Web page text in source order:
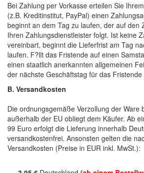
Bei Zahlung per Vorkasse erteilen Sie
(z.B. Kreditinstitut, PayPal) einen
beginnt an dem Tag zu laufen, der auf den
Ihren Zahlungsdienstleister folgt. Ist keine
vereinbart, beginnt die Lieferfrist am Tag
laufen. F?llt das Fristende auf einen
einen staatlich anerkannten allgemeinen
der nächste Geschäftstag für das
B. Versandkosten
Die ordnungsgemäße Verzollung der Ware
außerhalb der EU obliegt dem Käufer. Ab
99 Euro erfolgt die Lieferung innerhalb
versandkostenfrei. Ansonsten gelten die
Versandkosten (Preise in EUR inkl. MwSt.):